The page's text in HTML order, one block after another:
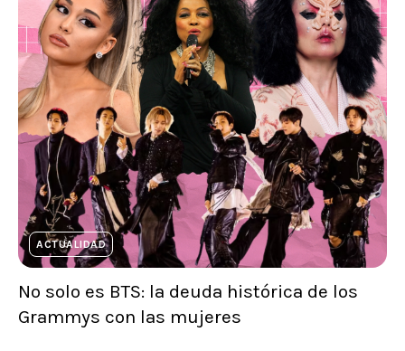
ACTUALIDAD
No solo es BTS: la deuda histórica de los
Grammys con las mujeres